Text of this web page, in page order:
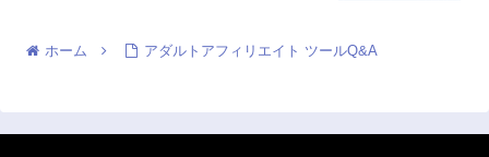
ホーム アダルトアフィリエイト ツールQ&A